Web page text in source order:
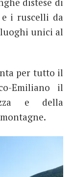
i ruscelli da
unici al
per tutto il
Emiliano il
e della